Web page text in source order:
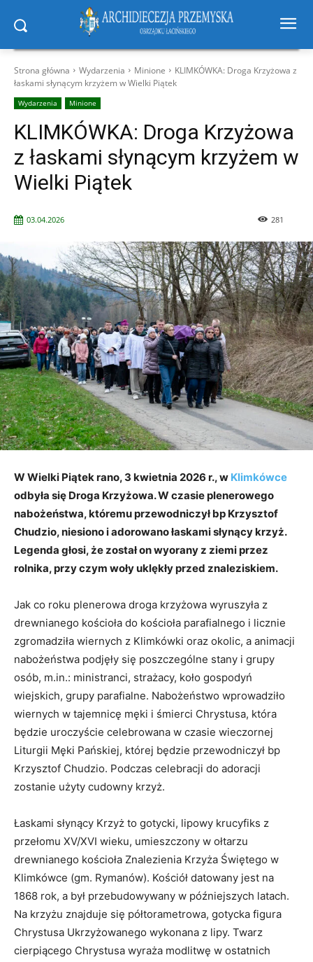
Strona główna Wydarzenia Minione
KLIMKÓWKA: Droga Krzyżowa z
łaskami słynącym krzyżem w Wielki Piątek
Wydarzenia Minione
KLIMKÓWKA: Droga Krzyżowa
z łaskami słynącym krzyżem w
Wielki Piątek
03.04.2026 281
W Wielki Piątek rano, 3 kwietnia 2026 r., w Klimkówce
odbyła się Droga Krzyżowa. W czasie plenerowego
nabożeństwa, któremu przewodniczył bp Krzysztof
Chudzio, niesiono i adorowano łaskami słynący krzyż.
Legenda głosi, że został on wyorany z ziemi przez
rolnika, przy czym woły uklękły przed znaleziskiem.
Jak co roku plenerowa droga krzyżowa wyruszyła z
drewnianego kościoła do kościoła parafialnego i licznie
zgromadziła wiernych z Klimkówki oraz okolic, a animacji
nabożeństwa podjęły się poszczególne stany i grupy
osób, m.in.: ministranci, strażacy, koło gospodyń
wiejskich, grupy parafialne. Nabożeństwo wprowadziło
wiernych w tajemnicę męki i śmierci Chrystusa, która
będzie uroczyście celebrowana w czasie wieczornej
Liturgii Męki Pańskiej, której będzie przewodniczył bp
Krzysztof Chudzio. Podczas celebracji do adoracji
zostanie użyty cudowny krzyż.
Łaskami słynący Krzyż to gotycki, lipowy krucyfiks z
przełomu XV/XVI wieku, umieszczony w ołtarzu
drewnianego kościoła Znalezienia Krzyża Świętego w
Klimkówce (gm. Rymanów). Kościół datowany jest na
1868 rok, a był przebudowywany w późniejszych latach.
Na krzyżu znajduje się półtorametrowa, gotycka figura
Chrystusa Ukrzyżowanego wykonana z lipy. Twarz
cierpiącego Chrystusa wyraża modlitwę w ostatnich